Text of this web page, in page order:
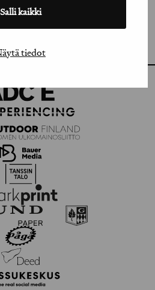
Salli kaikki
tiedot
VIMEO